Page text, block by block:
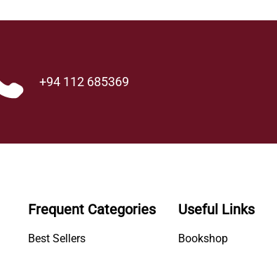
+94 112 685369
Frequent Categories
Best Sellers
Useful Links
Bookshop